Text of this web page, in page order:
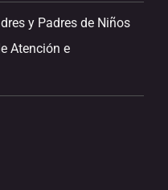
y Padres de Niños
Atención e